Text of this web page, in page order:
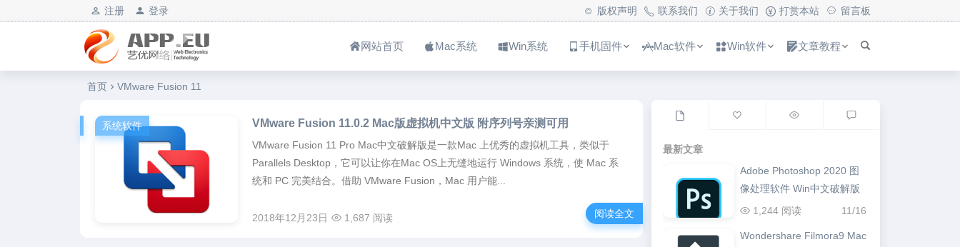
注册 登录 版权声明 联系我们 关于我们 打赏本站 留言板
艺优软件乐园
网站首页 Mac系统 Win系统 手机固件 Mac软件 Win软件 文章教程
首页 VMware Fusion 11
系统软件 VMware Fusion 11.0.2 Mac版虚拟机中文版 附序列号亲测可用
VMware Fusion 11 Pro Mac中文破解版是一款Mac 上优秀的虚拟机工具，类似于
Parallels Desktop，它可以让你在Mac OS上无缝地运行 Windows 系统，使 Mac 系
统和 PC 完美结合。借助 VMware Fusion，Mac 用户能...
2018年12月23日 1,687 阅读 阅读全文
最新文章
Adobe Photoshop 2020 图
像处理软件 Win中文破解版
11/16
1,244 阅读
Wondershare Filmora9 Mac